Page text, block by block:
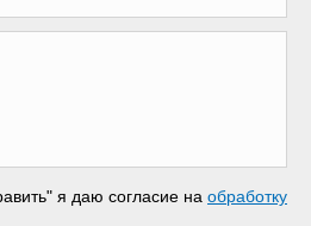
я даю согласие на обработку